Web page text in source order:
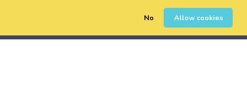
No Allow cookies
Erregistratu 0